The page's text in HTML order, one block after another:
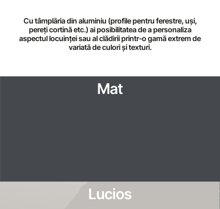
Cu tâmplăria din aluminiu (profile pentru ferestre, uși,
pereți cortină etc.) ai posibilitatea de a personaliza
aspectul locuinței sau al clădirii printr-o gamă extrem de
variată de culori și texturi.
Mat
Lucios